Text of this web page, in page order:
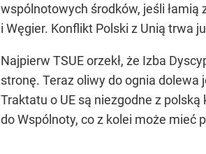
wspólnotowych środków, jeśli
i Węgier. Konflikt Polski z Unią trwa
Najpierw TSUE orzekł, że Izba
stronę. Teraz oliwy do ognia dolewa
Traktatu o UE są niezgodne z
do Wspólnoty, co z kolei może mieć